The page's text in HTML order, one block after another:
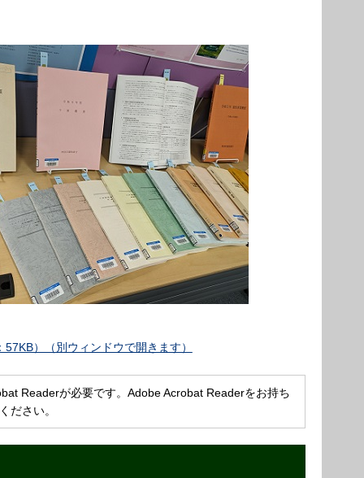
）（別ウィンドウで開きます）
Readerが必要です。Adobe Acrobat Readerをお持ち
ださい。